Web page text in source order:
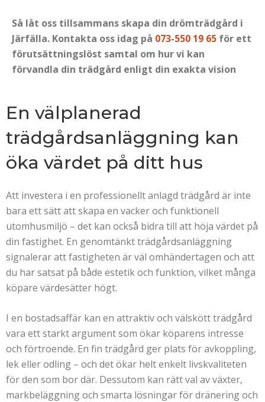
Så låt oss tillsammans skapa din drömträdgård i
Järfälla. Kontakta oss idag på 073-550 19 65 för ett
förutsättningslöst samtal om hur vi kan
förvandla din trädgård enligt din exakta vision
En välplanerad
trädgårdsanläggning kan
öka värdet på ditt hus
Att investera i en professionellt anlagd trädgård är inte
bara ett sätt att skapa en vacker och funktionell
utomhusmiljö – det kan också bidra till att höja värdet på
din fastighet. En genomtänkt trädgårdsanläggning
signalerar att fastigheten är väl omhändertagen och att
du har satsat på både estetik och funktion, vilket många
köpare värdesätter högt.
I en bostadsaffär kan en attraktiv och välskött trädgård
vara ett starkt argument som ökar köparens intresse
och förtroende. En fin trädgård ger plats för avkoppling,
lek eller odling – och det ökar helt enkelt livskvaliteten
för den som bor där. Dessutom kan rätt val av växter,
markbeläggning och smarta lösningar för dränering och